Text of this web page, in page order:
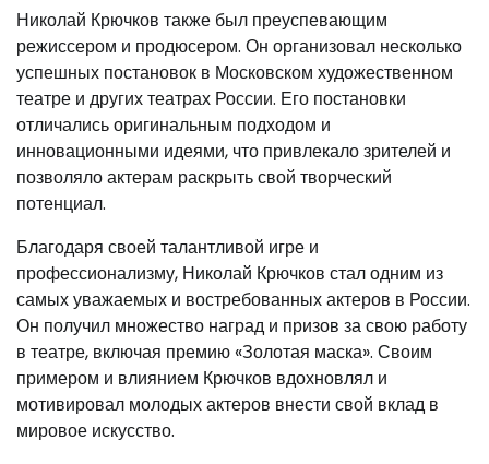
Николай Крючков также был преуспевающим
режиссером и продюсером. Он организовал несколько
успешных постановок в Московском художественном
театре и других театрах России. Его постановки
отличались оригинальным подходом и
инновационными идеями, что привлекало зрителей и
позволяло актерам раскрыть свой творческий
потенциал.
Благодаря своей талантливой игре и
профессионализму, Николай Крючков стал одним из
самых уважаемых и востребованных актеров в России.
Он получил множество наград и призов за свою работу
в театре, включая премию «Золотая маска». Своим
примером и влиянием Крючков вдохновлял и
мотивировал молодых актеров внести свой вклад в
мировое искусство.